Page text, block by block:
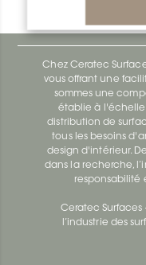
Bara-Rw
Chez Ceratec
vous offrant une
sommes une
établie à
distribution de
tous les besoins
design d'intérieur.
dans la recherche,
responsabilité
Ceratec Surfaces
l’industrie des